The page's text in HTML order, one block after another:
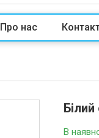
Про нас
В